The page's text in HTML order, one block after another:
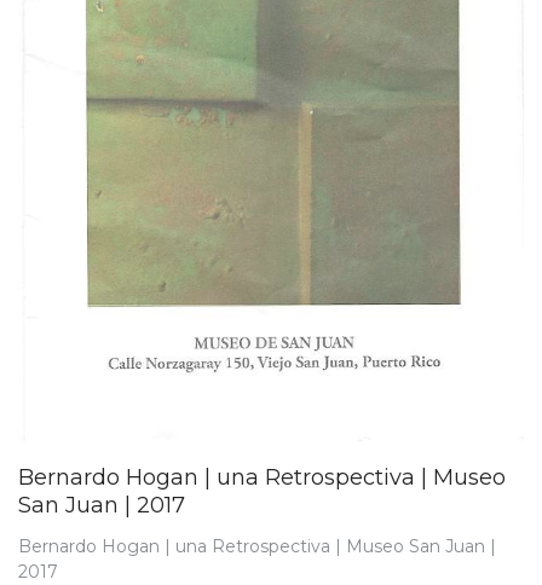
Bernardo Hogan | una Retrospectiva | Museo
San Juan | 2017
Bernardo Hogan | una Retrospectiva | Museo San Juan |
2017